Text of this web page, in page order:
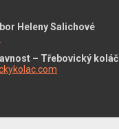
Heleny Salichové
– Třebovický koláč